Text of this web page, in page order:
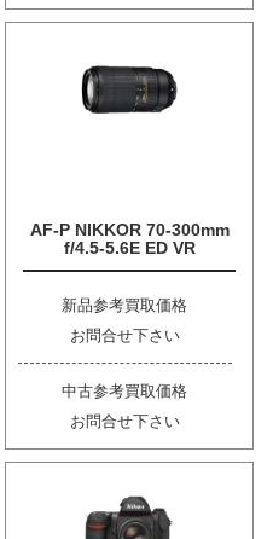
AF-P NIKKOR 70-300mm
f/4.5-5.6E ED VR
新品参考買取価格
お問合せ下さい
中古参考買取価格
お問合せ下さい